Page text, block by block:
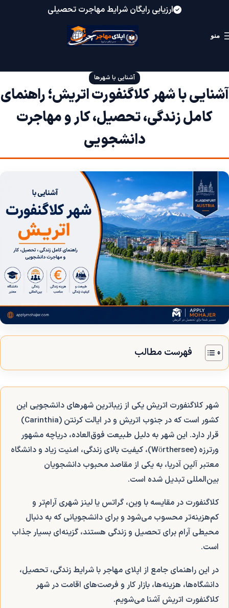
ارزیابی رایگان شرایط مهاجرت تحصیلی
منو
آشنایی با شهرها
آشنایی با شهر کلاگنفورت اتریش؛ راهنمای
کامل زندگی، تحصیل، کار و مهاجرت
دانشجویی
فهرست مطالب
شهر کلاگنفورت اتریش یکی از زیباترین شهرهای دانشجویی این
کشور است که در جنوب اتریش و در ایالت کرنتن (Carinthia)
قرار دارد. این شهر به دلیل طبیعت فوق‌العاده، دریاچه مشهور
ورترزه (Wörthersee)، کیفیت بالای زندگی، امنیت زیاد و دانشگاه
معتبر آلپن آدریا، به یکی از مقاصد محبوب دانشجویان
بین‌المللی تبدیل شده است.
کلاگنفورت در مقایسه با وین، گراتس یا لینز شهری آرام‌تر و
کم‌هزینه‌تر محسوب می‌شود و برای دانشجویانی که به دنبال
محیطی آرام برای تحصیل و زندگی هستند، گزینه‌ای بسیار جذاب
است.
در این راهنمای جامع از اپلای مهاجر با شرایط زندگی، تحصیل،
دانشگاه‌ها، هزینه‌ها، بازار کار و فرصت‌های اقامت در شهر
کلاگنفورت اتریش آشنا می‌شویم.